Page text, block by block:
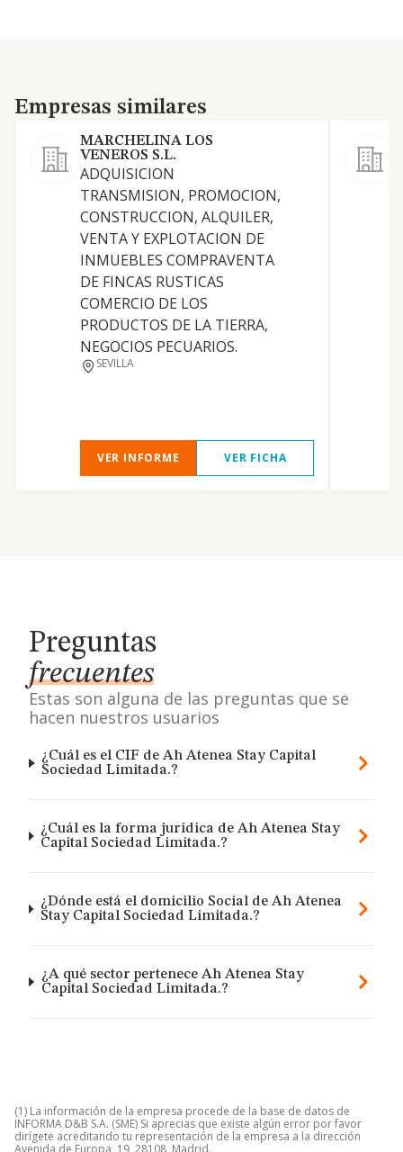
Empresas similares
Empresas similares
MARCHELINA LOS
VENEROS S.L.
ADQUISICION
TRANSMISION, PROMOCION,
CONSTRUCCION, ALQUILER,
VENTA Y EXPLOTACION DE
INMUEBLES COMPRAVENTA
DE FINCAS RUSTICAS
COMERCIO DE LOS
PRODUCTOS DE LA TIERRA,
NEGOCIOS PECUARIOS.
SEVILLA
VER INFORME VER FICHA
Preguntas
frecuentes
Estas son alguna de las preguntas que se
hacen nuestros usuarios
¿Cuál es el CIF de Ah Atenea Stay Capital
Sociedad Limitada.?
¿Cuál es la forma jurídica de Ah Atenea Stay
Capital Sociedad Limitada.?
¿Dónde está el domicilio Social de Ah Atenea
Stay Capital Sociedad Limitada.?
¿A qué sector pertenece Ah Atenea Stay
Capital Sociedad Limitada.?
(1) La información de la empresa procede de la base de datos de
INFORMA D&B S.A. (SME) Si aprecias que existe algún error por favor
dirígete acreditando tu representación de la empresa a la dirección
Avenida de Europa, 19, 28108, Madrid.